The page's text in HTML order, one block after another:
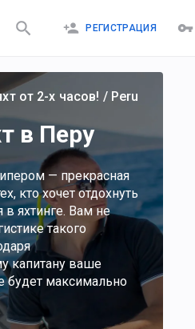
РЕГИСТРАЦИЯ
от 2-х часов! / Peru
в Перу
— прекрасная
кто хочет отдохнуть
в яхтинге. Вам не
такого
капитану ваше
будет максимально